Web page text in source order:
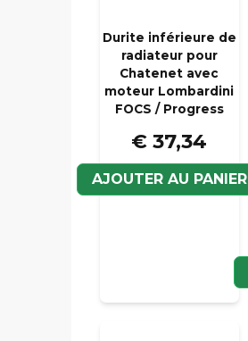
Durite inférieure de
radiateur pour
Chatenet avec
moteur Lombardini
FOCS / Progress
€ 37,34
AJOUTER AU PANIER